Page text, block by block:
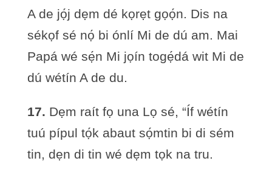
A de jọ́j dẹm dé kọrẹt gọọ́n. Dis na
sékọf sé nọ́ bi ónlí Mi de dú am. Mai
Papá wé sẹ́n Mi jọín togẹ́dá wit Mi de
dú wétín A de du.
17. Dẹm raít fọ una Lọ sé, “Íf wétín
tuú pípul tọ́k abaut sọ́mtin bi di sém
tin, dẹn di tin wé dẹm tọk na tru.